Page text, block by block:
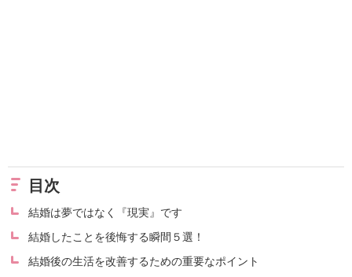
目次
結婚は夢ではなく『現実』です
結婚したことを後悔する瞬間５選！
結婚後の生活を改善するための重要なポイント